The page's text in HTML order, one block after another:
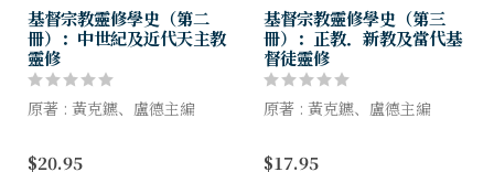
基督宗教靈修學史（第二
冊）：中世紀及近代天主教
靈修
原著 : 黃克鑣、盧德主編
團體的學者，介紹各自的靈修
$20.95
基督宗教靈修學史（第三
冊）：正教．新教及當代基
督徒靈修
原著 : 黃克鑣、盧德主編
團體的學者，介紹各自的靈修
$17.95